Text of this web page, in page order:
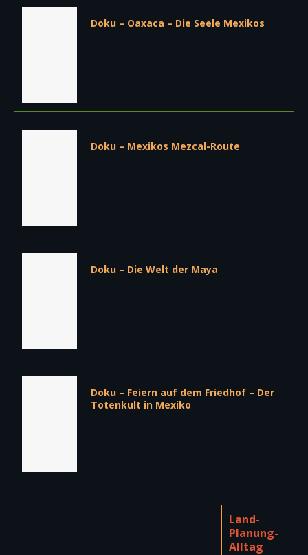
Doku – Oaxaca – Die Seele Mexikos
Doku – Mexikos Mezcal-Route
Doku – Die Welt der Maya
Doku – Feiern auf dem Friedhof – Der
Totenkult in Mexiko
Land-
Planung-
Alltag